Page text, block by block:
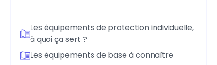
Les équipements de protection individuelle,
à quoi ça sert ?
Les équipements de base à connaître